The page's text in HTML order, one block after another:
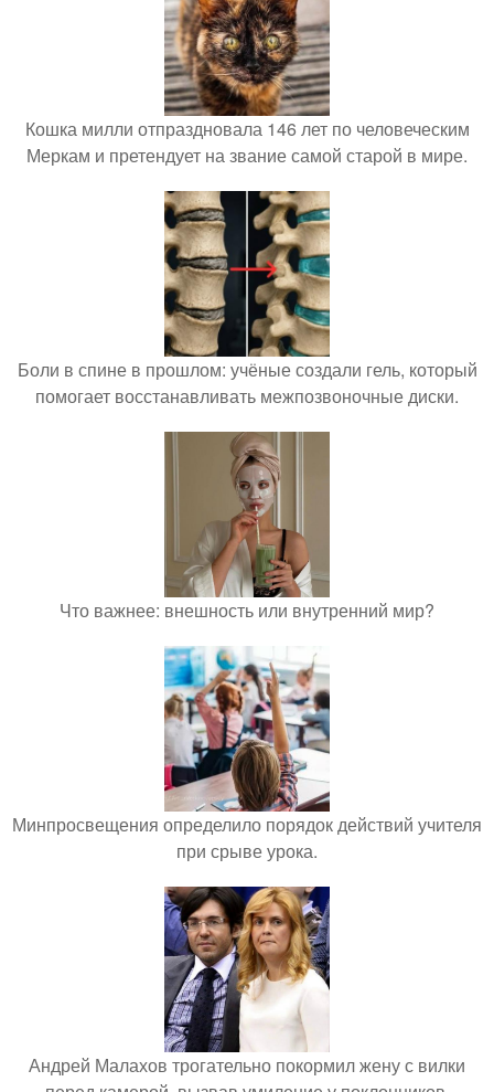
Кошка милли отпраздновала 146 лет по человеческим
Меркам и претендует на звание самой старой в мире.
Боли в спине в прошлом: учёные создали гель, который
помогает восстанавливать межпозвоночные диски.
Что важнее: внешность или внутренний мир?
Минпросвещения определило порядок действий учителя
при срыве урока.
Андрей Малахов трогательно покормил жену с вилки